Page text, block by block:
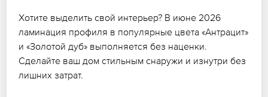
Хотите выделить свой интерьер? В июне 2026
ламинация профиля в популярные цвета «Антрацит»
и «Золотой дуб» выполняется без наценки.
Сделайте ваш дом стильным снаружи и изнутри без
лишних затрат.